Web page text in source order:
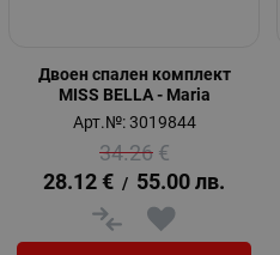
Двоен спален комплект
MISS BELLA - Maria
Арт.№: 3019844
34.26 €
28.12 € / 55.00 лв.